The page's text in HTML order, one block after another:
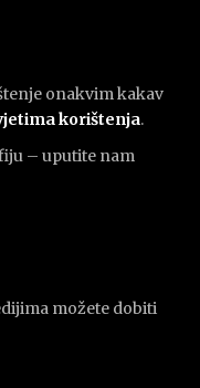
onakvim kakav
korištenja.
– uputite nam
možete dobiti